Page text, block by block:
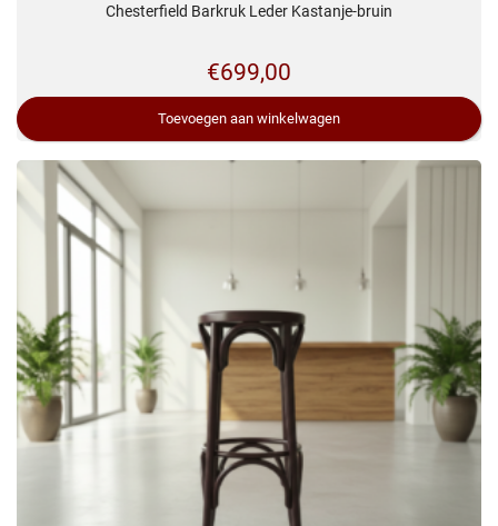
Chesterfield Barkruk Leder Kastanje-bruin
€699,00
Toevoegen aan winkelwagen